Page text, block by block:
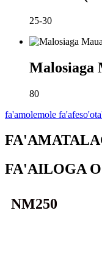
25-30
Malosiaga
80
fa'amolemole
FA'AILOGA
NM250